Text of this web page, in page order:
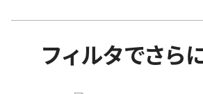
フィルタでさら